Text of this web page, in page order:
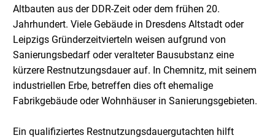
Altbauten aus der DDR-Zeit oder dem frühen 20.
Jahrhundert. Viele Gebäude in Dresdens Altstadt oder
Leipzigs Gründerzeitvierteln weisen aufgrund von
Sanierungsbedarf oder veralteter Bausubstanz eine
kürzere Restnutzungsdauer auf. In Chemnitz, mit seinem
industriellen Erbe, betreffen dies oft ehemalige
Fabrikgebäude oder Wohnhäuser in Sanierungsgebieten.
Ein qualifiziertes Restnutzungsdauergutachten hilft